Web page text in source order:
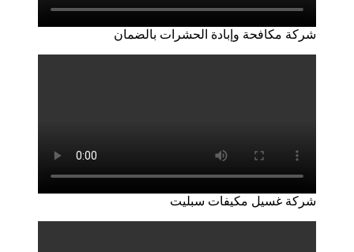
شركة مكافحة وإبادة الحشرات بالضمان
شركة غسيل مكيفات سبليت